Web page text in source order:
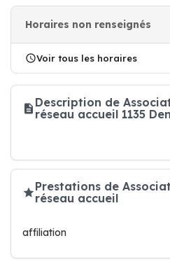
Horaires non renseignés
Voir tous les horaires
Description de
réseau accueil 1135
Prestations de
réseau accueil
affiliation